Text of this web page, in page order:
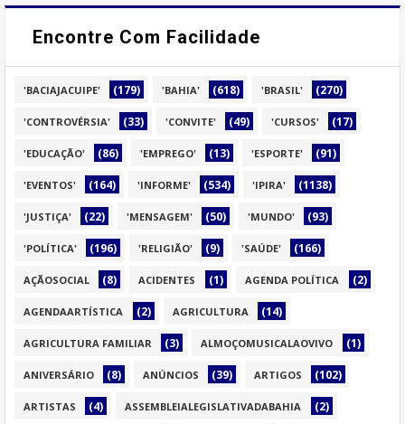
Encontre Com Facilidade
'BACIAJACUIPE' (179) 'BAHIA' (618) 'BRASIL' (270)
'CONTROVÉRSIA' (33) 'CONVITE' (49) 'CURSOS' (17)
'EDUCAÇÃO' (86) 'EMPREGO' (13) 'ESPORTE' (91)
'EVENTOS' (164) 'INFORME' (534) 'IPIRA' (1138)
'JUSTIÇA' (22) 'MENSAGEM' (50) 'MUNDO' (93)
'POLÍTICA' (196) 'RELIGIÃO' (9) 'SAÚDE' (166)
AÇÃOSOCIAL (8) ACIDENTES (1) AGENDA POLÍTICA (2)
AGENDAARTÍSTICA (2) AGRICULTURA (14)
AGRICULTURA FAMILIAR (3) ALMOÇOMUSICALAOVIVO (1)
ANIVERSÁRIO (8) ANÚNCIOS (39) ARTIGOS (102)
ARTISTAS (4) ASSEMBLEIALEGISLATIVADABAHIA (2)